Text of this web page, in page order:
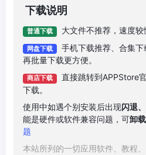
下载说明
普通下载 大文件不推荐，速度较
网盘下载
手机下载推荐、合集
再批量下载更方便。
商店下载
直接跳转到APPStore
下载。
使用中如遇个别安装后出现闪退
能是硬件或软件兼容问题，可卸
题
本站所列的一切应用软件、教程